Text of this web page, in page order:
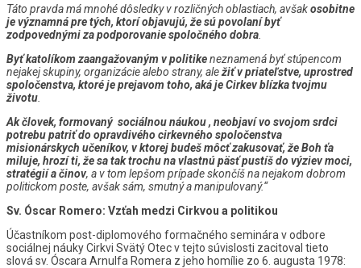
Táto pravda má mnohé dôsledky v rozličných oblastiach, avšakosobitne
je významná pre tých, ktorí objavujú, že sú povolaní byť
zodpovednými za podporovanie spoločného dobra
Byť katolíkom zaangažovaným v politikeneznamená byť stúpencom
nejakej skupiny, organizácie alebo strany, aležiť v priateľstve, uprostred
spoločenstva, ktoré je prejavom toho, aká je Cirkev blízka tvojmu
životu
Ak človek, formovaný sociálnou náukou , neobjaví vo svojom srdci
potrebu patriť do opravdivého cirkevného spoločenstva
misionárskych učeníkov, v ktorej budeš môcť zakusovať, že Boh ťa
miluje, hrozí ti, že sa tak trochu na vlastnú päsť pustíš do výziev moci,
stratégií a činov, a v tom lepšom prípade skončíš na nejakom dobrom
politickom poste, avšak sám, smutný a manipulovaný.“
Sv. Óscar Romero: Vzťah medzi Cirkvou a politikou
Účastníkom post-diplomového formačného seminára v odbore
sociálnej náuky Cirkvi Svätý Otec v tejto súvislosti zacitoval tieto
slová sv. Óscara Arnulfa Romera z jeho homílie zo 6. augusta 1978: